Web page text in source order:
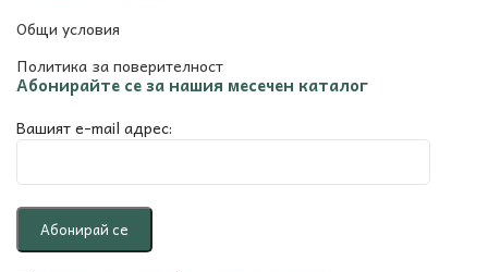
Общи условия
Политика за поверителност
Абонирайте се за нашия месечен каталог
Вашият e-mail адрес: